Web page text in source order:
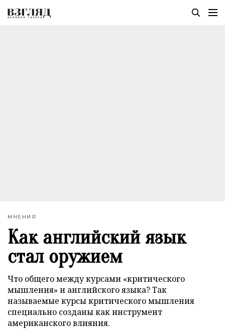
МНЕНИЯ
Как английский язык
стал оружием
Что общего между курсами «критического
мышления» и английского языка? Так
называемые курсы критического мышления
специально созданы как инструмент
американского влияния.